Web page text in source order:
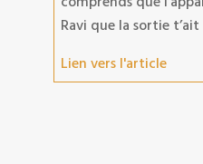
Ravi que la sortie
Lien vers l'article